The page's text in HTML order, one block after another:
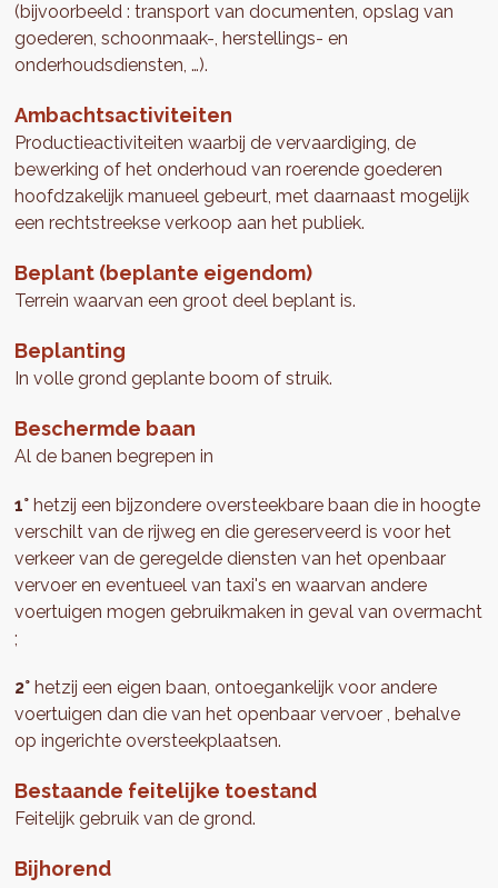
(bijvoorbeeld : transport van documenten, opslag van
goederen, schoonmaak-, herstellings- en
onderhoudsdiensten, …).
Ambachtsactiviteiten
Productieactiviteiten waarbij de vervaardiging, de
bewerking of het onderhoud van roerende goederen
hoofdzakelijk manueel gebeurt, met daarnaast mogelijk
een rechtstreekse verkoop aan het publiek.
Beplant (beplante eigendom)
Terrein waarvan een groot deel beplant is.
Beplanting
In volle grond geplante boom of struik.
Beschermde baan
Al de banen begrepen in
1° hetzij een bijzondere oversteekbare baan die in hoogte
verschilt van de rijweg en die gereserveerd is voor het
verkeer van de geregelde diensten van het openbaar
vervoer en eventueel van taxi's en waarvan andere
voertuigen mogen gebruikmaken in geval van overmacht
;
2° hetzij een eigen baan, ontoegankelijk voor andere
voertuigen dan die van het openbaar vervoer , behalve
op ingerichte oversteekplaatsen.
Bestaande feitelijke toestand
Feitelijk gebruik van de grond.
Bijhorend